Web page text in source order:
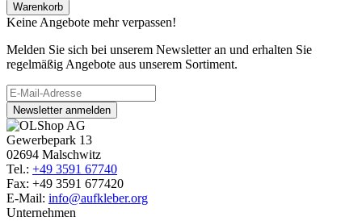
Warenkorb
Keine Angebote mehr verpassen!
Melden Sie sich bei unserem Newsletter an und erhalten Sie
regelmäßig Angebote aus unserem Sortiment.
Newsletter anmelden
Gewerbepark 13
02694 Malschwitz
Tel.: +49 3591 67740
Fax: +49 3591 677420
E-Mail: info@aufkleber.org
Unternehmen